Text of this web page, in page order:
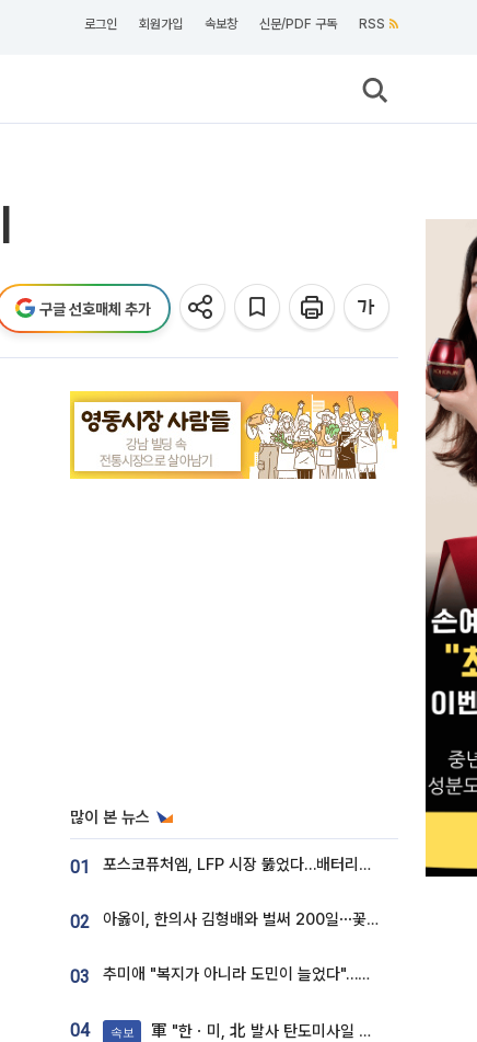
로그인 회원가입 속보창 신문/PDF 구독 RSS
구글 선호매체 추가
많이 본 뉴스
01 포스코퓨처엠, LFP 시장 뚫었다…배터리사와 대규모 장기 공급 합의
02 아옳이, 한의사 김형배와 벌써 200일⋯꽃다발 들고 "프러포즈 아냐"
03 추미애 "복지가 아니라 도민이 늘었다"…재정난 책임론 정면돌파
04 속보 軍 "한ㆍ미, 北 발사 탄도미사일 제원 정밀분석 중"